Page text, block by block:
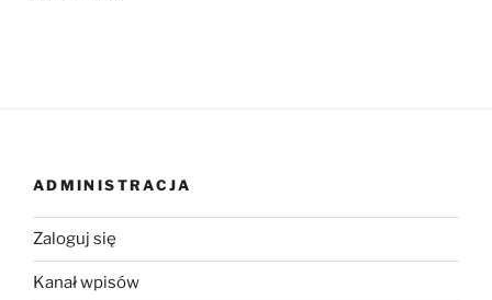
ADMINISTRACJA
Zaloguj się
Kanał wpisów